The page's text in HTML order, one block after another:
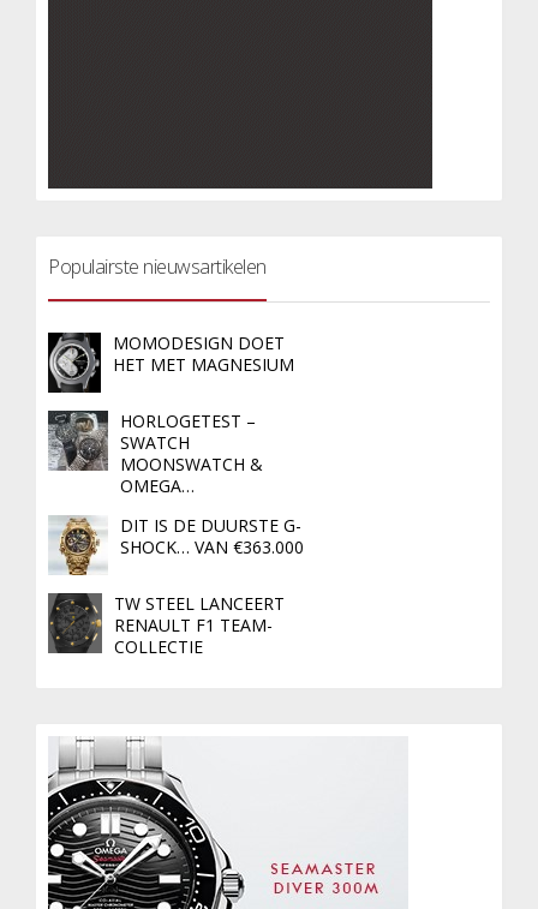
Populairste nieuwsartikelen
MOMODESIGN DOET
HET MET MAGNESIUM
HORLOGETEST –
SWATCH
MOONSWATCH &
OMEGA…
DIT IS DE DUURSTE G-
SHOCK… VAN €363.000
TW STEEL LANCEERT
RENAULT F1 TEAM-
COLLECTIE